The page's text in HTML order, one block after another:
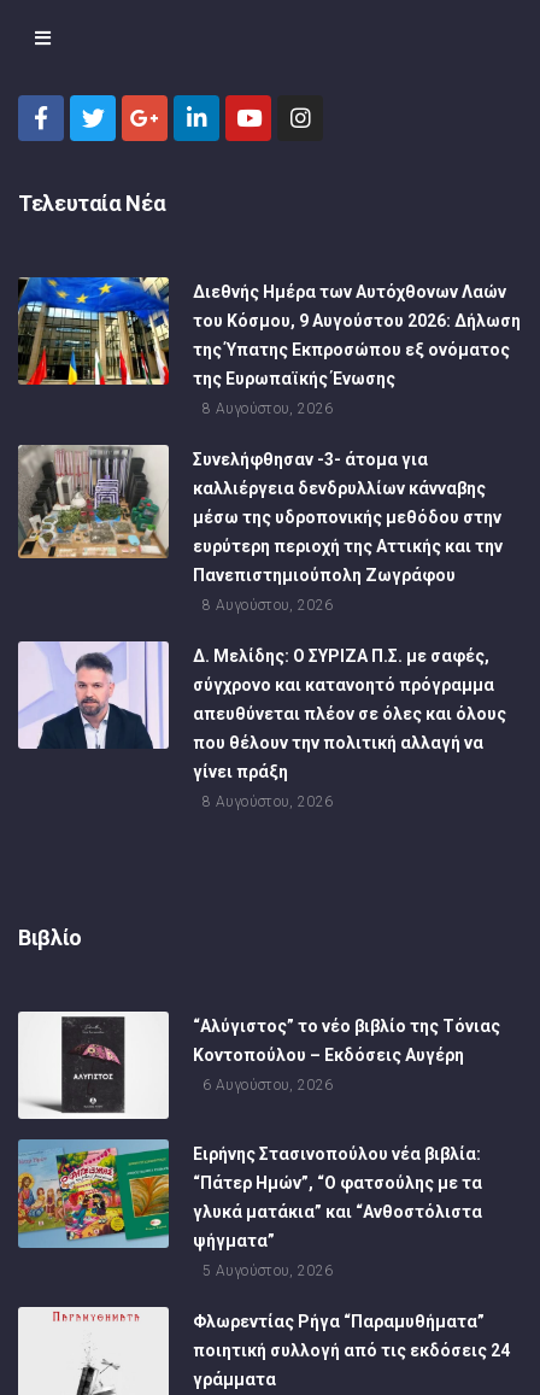
Τελευταία Νέα
Διεθνής Ημέρα των Αυτόχθονων Λαών
του Κόσμου, 9 Αυγούστου 2026: Δήλωση
της Ύπατης Εκπροσώπου εξ ονόματος
της Ευρωπαϊκής Ένωσης
8 Αυγούστου, 2026
Συνελήφθησαν -3- άτομα για
καλλιέργεια δενδρυλλίων κάνναβης
μέσω της υδροπονικής μεθόδου στην
ευρύτερη περιοχή της Αττικής και την
Πανεπιστημιούπολη Ζωγράφου
8 Αυγούστου, 2026
Δ. Μελίδης: Ο ΣΥΡΙΖΑ Π.Σ. με σαφές,
σύγχρονο και κατανοητό πρόγραμμα
απευθύνεται πλέον σε όλες και όλους
που θέλουν την πολιτική αλλαγή να
γίνει πράξη
8 Αυγούστου, 2026
Βιβλίο
“Αλύγιστος” το νέο βιβλίο της Τόνιας
Κοντοπούλου – Εκδόσεις Αυγέρη
6 Αυγούστου, 2026
Ειρήνης Στασινοπούλου νέα βιβλία:
“Πάτερ Ημών”, “Ο φατσούλης με τα
γλυκά ματάκια” και “Ανθοστόλιστα
ψήγματα”
5 Αυγούστου, 2026
Φλωρεντίας Ρήγα “Παραμυθήματα”
ποιητική συλλογή από τις εκδόσεις 24
γράμματα